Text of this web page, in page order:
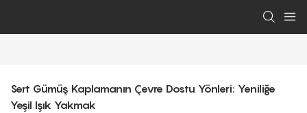
Sert Gümüş Kaplamanın Çevre Dostu Yönleri: Yeniliğe
Yeşil Işık Yakmak